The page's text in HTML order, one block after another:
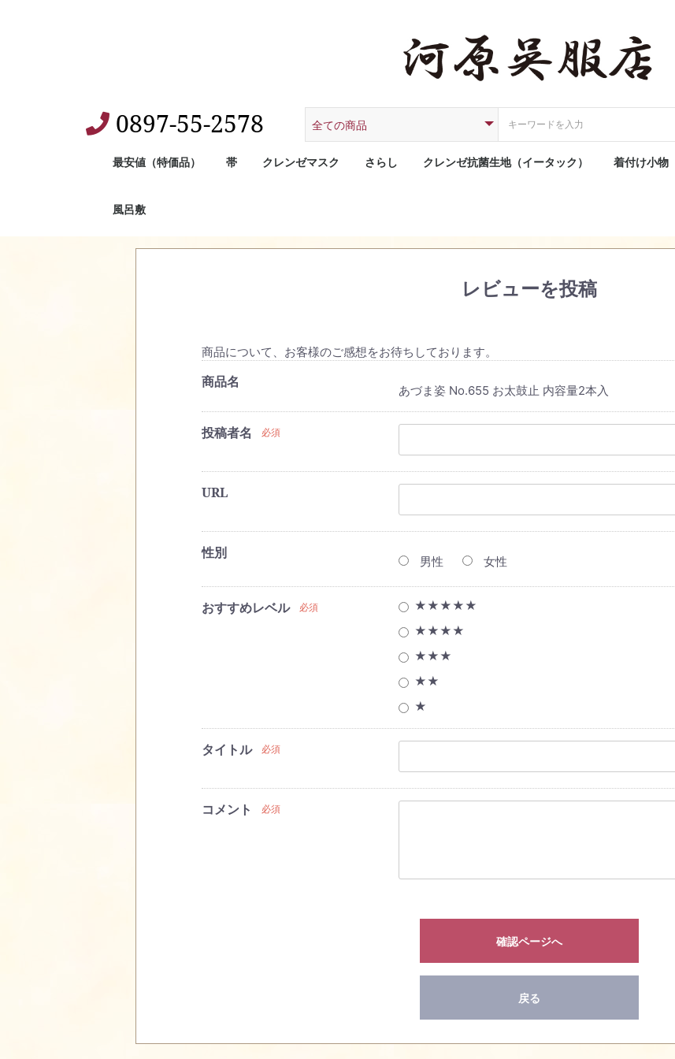
0897-55-2578
最安値（特価品） 帯 クレンゼマスク さらし クレンゼ抗菌生地（イータック） 着付け小物
風呂敷
レビューを投稿
商品について、お客様のご感想をお待ちしております。
商品名
あづま姿 No.655 お太鼓止 内容量2本入
投稿者名 必須
URL
性別
男性 女性
おすすめレベル 必須
★★★★★
★★★★
★★★
★★
★
タイトル 必須
コメント 必須
確認ページへ
戻る